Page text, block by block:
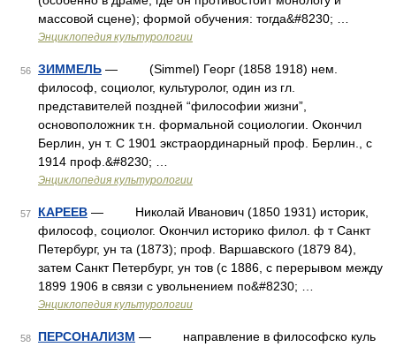
массовой сцене); формой обучения: тогда&#8230; …
Энциклопедия культурологии
56 ЗИММЕЛЬ — (Simmel) Георг (1858 1918) нем.
философ, социолог, культуролог, один из гл.
представителей поздней “философии жизни”,
основоположник т.н. формальной социологии. Окончил
Берлин, ун т. С 1901 экстраординарный проф. Берлин., с
1914 проф.&#8230; …
Энциклопедия культурологии
57 КАРЕЕВ — Николай Иванович (1850 1931) историк,
философ, социолог. Окончил историко филол. ф т Санкт
Петербург, ун та (1873); проф. Варшавского (1879 84),
затем Санкт Петербург, ун тов (с 1886, с перерывом между
1899 1906 в связи с увольнением по&#8230; …
Энциклопедия культурологии
58 ПЕРСОНАЛИЗМ — направление в философско куль